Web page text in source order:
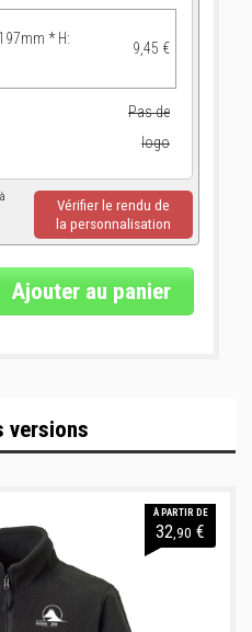
* H:
9,45 €
Pas de
logo
Vérifier le rendu de
la personnalisation
Ajouter au panier
versions
À PARTIR DE
32,90 €